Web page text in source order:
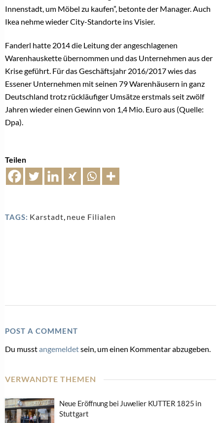
Innenstadt, um Möbel zu kaufen”, betonte der Manager. Auch
Ikea nehme wieder City-Standorte ins Visier.
Fanderl hatte 2014 die Leitung der angeschlagenen
Warenhauskette übernommen und das Unternehmen aus der
Krise geführt. Für das Geschäftsjahr 2016/2017 wies das
Essener Unternehmen mit seinen 79 Warenhäusern in ganz
Deutschland trotz rückläufiger Umsätze erstmals seit zwölf
Jahren wieder einen Gewinn von 1,4 Mio. Euro aus (Quelle:
Dpa).
Teilen
TAGS: Karstadt, neue Filialen
POST A COMMENT
Du musstangemeldetsein, um einen Kommentar abzugeben.
VERWANDTE THEMEN
Neue Eröffnung bei Juwelier KUTTER 1825 in
Stuttgart